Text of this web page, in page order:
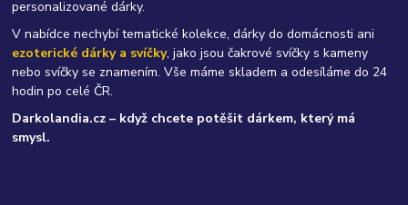
personalizované dárky.
V nabídce nechybí tematické kolekce, dárky do domácnosti ani
ezoterické dárky a svíčky, jako jsou čakrové svíčky s kameny
nebo svíčky se znamením. Vše máme skladem a odesíláme do 24
hodin po celé ČR.
Darkolandia.cz – když chcete potěšit dárkem, který má
smysl.